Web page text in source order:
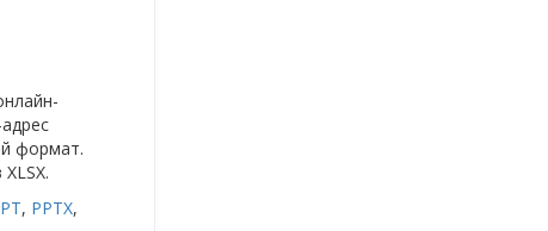
формат.
, PPTX,